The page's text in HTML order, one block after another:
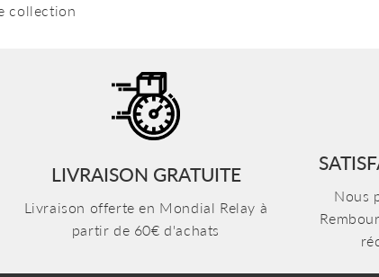
collection
LIVRAISON GRATUITE
Livraison offerte en Mondial Relay à
partir de 60€ d'achats
Nous